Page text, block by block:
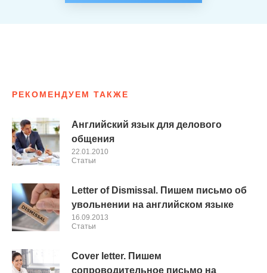
РЕКОМЕНДУЕМ ТАКЖЕ
Английский язык для делового
общения
22.01.2010
Cтатьи
Letter of Dismissal. Пишем письмо об
увольнении на английском языке
16.09.2013
Cтатьи
Cover letter. Пишем
сопроводительное письмо на